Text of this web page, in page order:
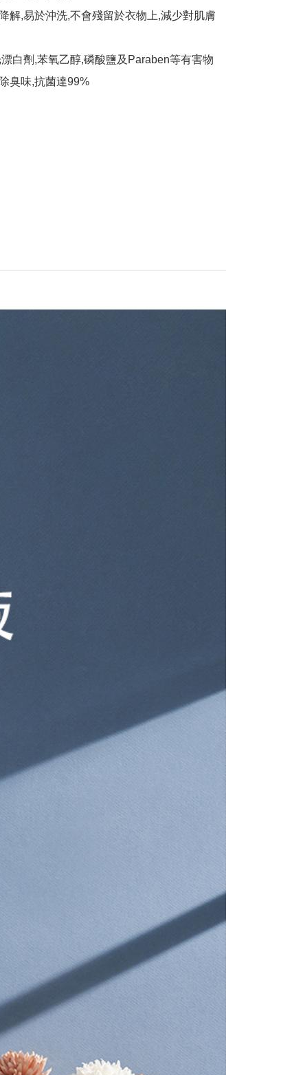
解,易於沖洗,不會殘留於衣物上,減少對肌膚
白劑,苯氧乙醇,磷酸鹽及Paraben等有害物
臭味,抗菌達99%